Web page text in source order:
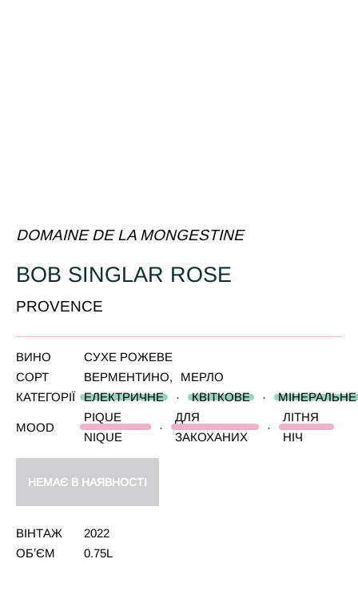
DOMAINE DE LA MONGESTINE
BOB SINGLAR ROSE
PROVENCE
ВИНО
СУХЕ РОЖЕВЕ
СОРТ
ВЕРМЕНТИНО,
МЕРЛО
КАТЕГОРІЇ
ЕЛЕКТРИЧНЕ · КВІТКОВЕ · МІНЕРАЛЬНЕ
MOOD
PIQUE
NIQUE
·
ДЛЯ
ЗАКОХАНИХ
·
ЛІТНЯ
НІЧ
НЕМАЄ В НАЯВНОСТІ
ВІНТАЖ
2022
ОБʼЄМ
0.75L